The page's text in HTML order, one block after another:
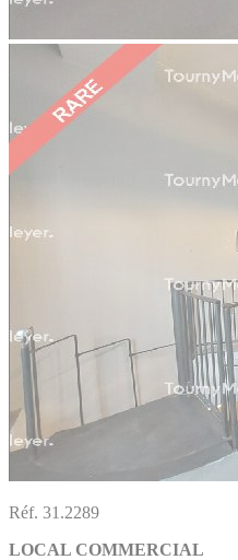
Réf. 31.2289
LOCAL COMMERCIAL